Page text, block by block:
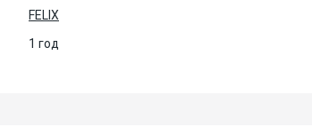
FELIX
1 год